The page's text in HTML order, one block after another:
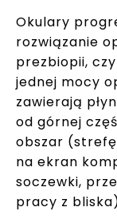
Okulary
rozwiązanie
prezbiopii,
jednej mocy
zawierają
od górnej
obszar
na ekran
soczewki,
pracy z